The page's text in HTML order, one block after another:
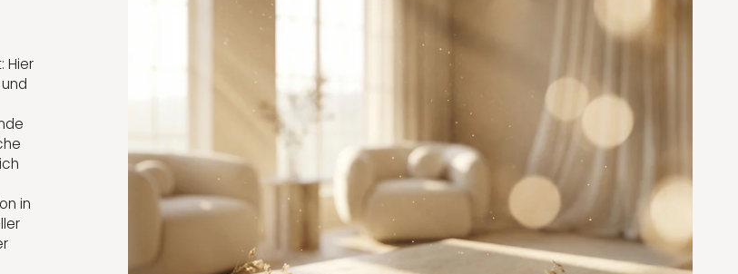
Hier
in